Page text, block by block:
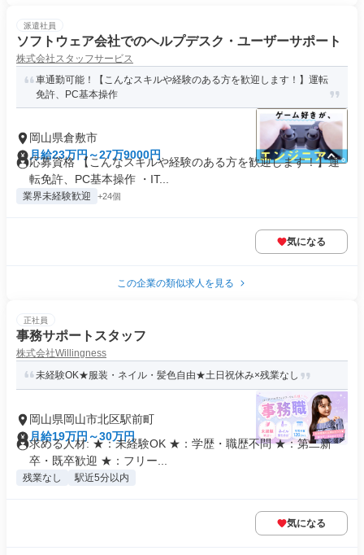
派遣社員
ソフトウェア会社でのヘルプデスク・ユーザーサポート
株式会社スタッフサービス
車通勤可能！【こんなスキルや経験のある方を歓迎します！】運転
免許、PC基本操作
岡山県倉敷市
月給23万円～27万9000円
応募資格 【こんなスキルや経験のある方を歓迎します！】運
転免許、PC基本操作 ・IT...
業界未経験歓迎 +24個
気になる
この企業の類似求人を見る
正社員
事務サポートスタッフ
株式会社Willingness
未経験OK★服装・ネイル・髪色自由★土日祝休み×残業なし
岡山県岡山市北区駅前町
月給19万円～30万円
求める人材: ★：未経験OK ★：学歴・職歴不問 ★：第二新
卒・既卒歓迎 ★：フリー...
残業なし 駅近5分以内
気になる